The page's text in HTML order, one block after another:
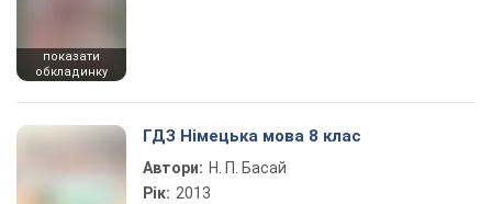
показати
обкладинку
ГДЗ Німецька мова 8 клас
Автори: Н. П. Басай
Рік: 2013